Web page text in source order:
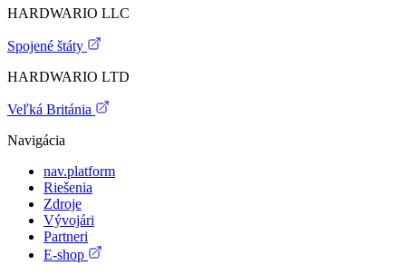
HARDWARIO LLC
Spojené štáty
HARDWARIO LTD
Veľká Británia
Navigácia
nav.platform
Riešenia
Zdroje
Vývojári
Partneri
E-shop